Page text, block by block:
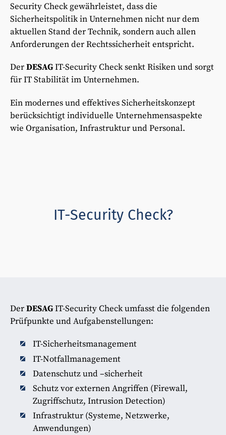
Security Check gewährleistet, dass die
Sicherheitspolitik in Unternehmen nicht nur dem
aktuellen Stand der Technik, sondern auch allen
Anforderungen der Rechtssicherheit entspricht.
DerDESAGIT-Security Check senkt Risiken und sorgt
für IT Stabilität im Unternehmen.
Ein modernes und effektives Sicherheitskonzept
berücksichtigt individuelle Unternehmensaspekte
wie Organisation, Infrastruktur und Personal.
IT-Security Check?
DerDESAGIT-Security Check umfasst die folgenden
Prüfpunkte und Aufgabenstellungen:
IT-Sicherheitsmanagement
IT-Notfallmanagement
Datenschutz und –sicherheit
Schutz vor externen Angriffen (Firewall,
Zugriffschutz, Intrusion Detection)
Infrastruktur (Systeme, Netzwerke,
Anwendungen)